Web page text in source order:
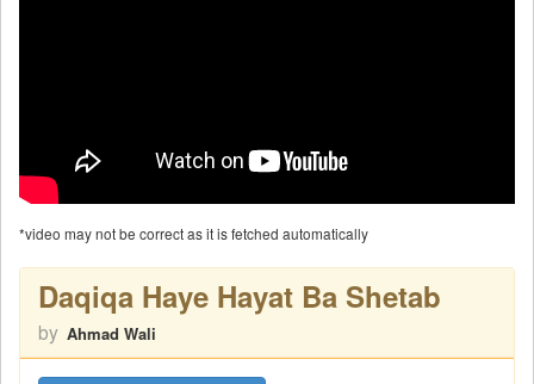
*video may not be correct as it is fetched automatically
Daqiqa Haye Hayat Ba Shetab
by Ahmad Wali